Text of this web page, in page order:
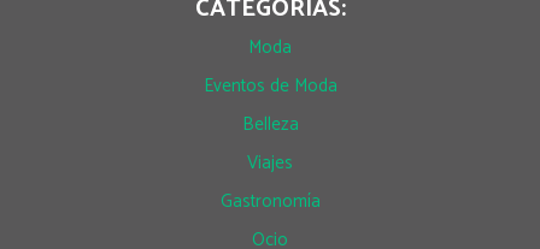
CATEGORÍAS:
Moda
Eventos de Moda
Belleza
Viajes
Gastronomía
Ocio